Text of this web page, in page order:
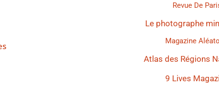
Revue De
Le photographe
Magazine
Atlas des Régions
9 Lives